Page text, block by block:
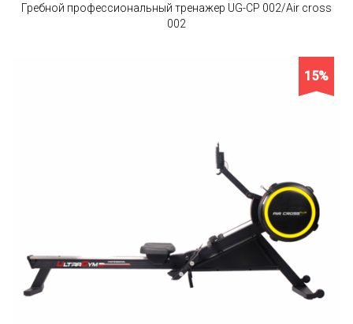
Гребной профессиональный тренажер UG-CP 002/Air cross
002
15%